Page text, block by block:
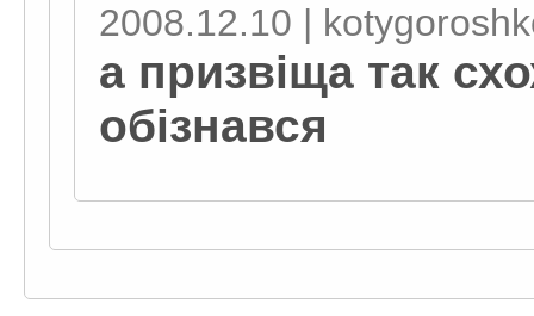
2008.12.10 |
а призвіща так
обізнався